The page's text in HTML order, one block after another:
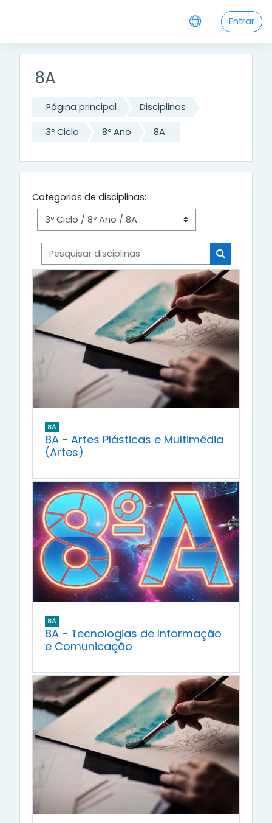
Entrar
8A
Página principal Disciplinas
3º Ciclo 8º Ano 8A
Categorias de disciplinas:
Pesquisar disciplinas
Pesquisar
8A
8A - Artes Plásticas e Multimédia
(Artes)
8A
8A - Tecnologias de Informação
e Comunicação